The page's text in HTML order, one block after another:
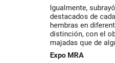
Igualmente,
destacados de
hembras en
distinción, con el
majadas que de
Expo MRA